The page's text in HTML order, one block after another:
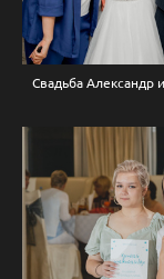
Свадьба Александр